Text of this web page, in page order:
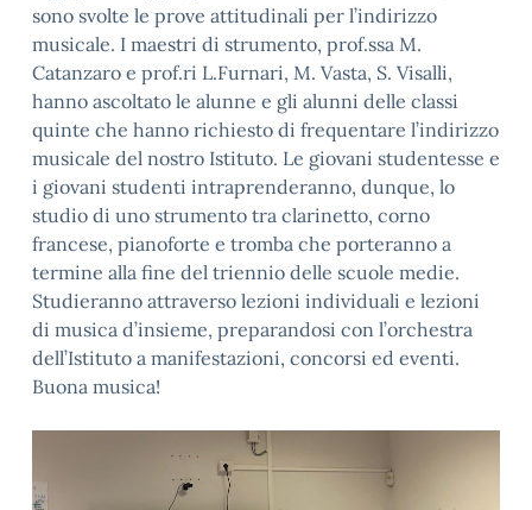
sono svolte le prove attitudinali per l’indirizzo
musicale. I maestri di strumento, prof.ssa M.
Catanzaro e prof.ri L.Furnari, M. Vasta, S. Visalli,
hanno ascoltato le alunne e gli alunni delle classi
quinte che hanno richiesto di frequentare l’indirizzo
musicale del nostro Istituto. Le giovani studentesse e
i giovani studenti intraprenderanno, dunque, lo
studio di uno strumento tra clarinetto, corno
francese, pianoforte e tromba che porteranno a
termine alla fine del triennio delle scuole medie.
Studieranno attraverso lezioni individuali e lezioni
di musica d’insieme, preparandosi con l’orchestra
dell’Istituto a manifestazioni, concorsi ed eventi.
Buona musica!